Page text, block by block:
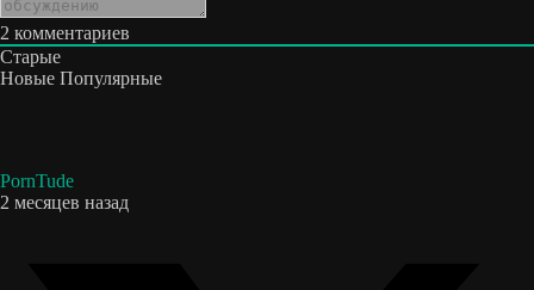
2 комментариев
Старые
Новые Популярные
PornTude
2 месяцев назад